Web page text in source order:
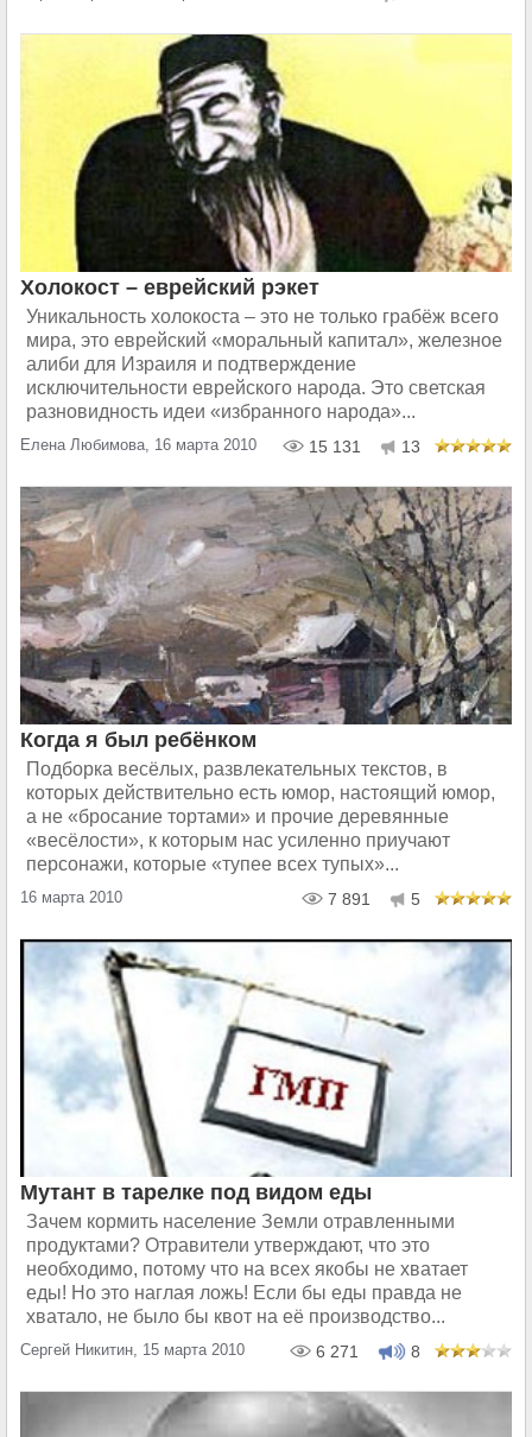
Холокост – еврейский рэкет
Уникальность холокоста – это не только грабёж всего
мира, это еврейский «моральный капитал», железное
алиби для Израиля и подтверждение
исключительности еврейского народа. Это светская
разновидность идеи «избранного народа»...
Елена Любимова, 16 марта 2010 15 131 13
Когда я был ребёнком
Подборка весёлых, развлекательных текстов, в
которых действительно есть юмор, настоящий юмор,
а не «бросание тортами» и прочие деревянные
«весёлости», к которым нас усиленно приучают
персонажи, которые «тупее всех тупых»...
16 марта 2010 7 891 5
Мутант в тарелке под видом еды
Зачем кормить население Земли отравленными
продуктами? Отравители утверждают, что это
необходимо, потому что на всех якобы не хватает
еды! Но это наглая ложь! Если бы еды правда не
хватало, не было бы квот на её производство...
Сергей Никитин, 15 марта 2010 6 271 8